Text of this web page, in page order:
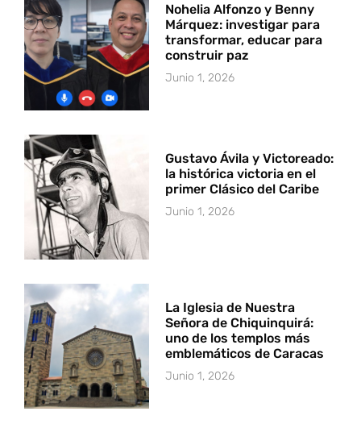
Nohelia Alfonzo y Benny
Márquez: investigar para
transformar, educar para
construir paz
Junio 1, 2026
Gustavo Ávila y Victoreado:
la histórica victoria en el
primer Clásico del Caribe
Junio 1, 2026
La Iglesia de Nuestra
Señora de Chiquinquirá:
uno de los templos más
emblemáticos de Caracas
Junio 1, 2026